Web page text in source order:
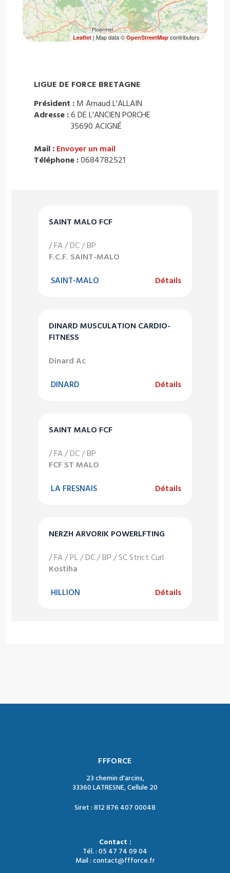
SAINT MALO FCF
/ FA / DC / BP
F.C.F. SAINT-MALO
SAINT-MALO Détails
DINARD MUSCULATION CARDIO-
FITNESS
Dinard Ac
DINARD Détails
SAINT MALO FCF
/ FA / DC / BP
FCF ST MALO
LA FRESNAIS Détails
NERZH ARVORIK POWERLFTING
/ FA / PL / DC / BP / SC Strict Curl
Kostiha
HILLION Détails
Leaflet| Map data © OpenStreetMapcontributors
LIGUE DE FORCE BRETAGNE
Président : M Arnaud L'ALLAIN
Adresse :6 DE L'ANCIEN PORCHE
35690 ACIGNÉ
Mail : Envoyer un mail
Téléphone :0684782521
FFFORCE
23 chemin d'arcins,
33360 LATRESNE, Cellule 20
Siret : 812 876 407 00048
Contact :
Tél. : 05 47 74 09 04
Mail : contact@ffforce.fr